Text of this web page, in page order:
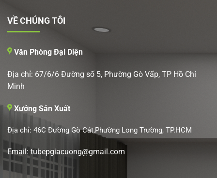
VỀ CHÚNG TÔI
Văn Phòng Đại Diện
Địa chỉ: 67/6/6 Đường số 5, Phường Gò Vấp, TP Hồ Chí
Minh
Xưởng Sản Xuất
Địa chỉ: 46C Đường Gò Cát,Phường Long Trường, TP.HCM
Email: tubepgiacuong@gmail.com